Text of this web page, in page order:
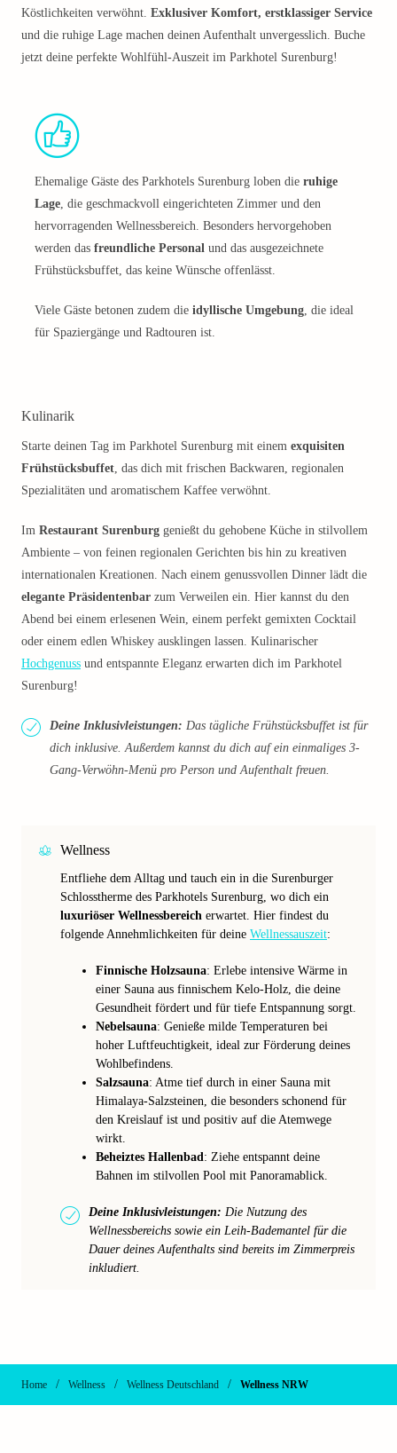
Köstlichkeiten verwöhnt. Exklusiver Komfort, erstklassiger Service
und die ruhige Lage machen deinen Aufenthalt unvergesslich. Buche
jetzt deine perfekte Wohlfühl-Auszeit im Parkhotel Surenburg!
Ehemalige Gäste des Parkhotels Surenburg loben die ruhige
Lage, die geschmackvoll eingerichteten Zimmer und den
hervorragenden Wellnessbereich. Besonders hervorgehoben
werden das freundliche Personal und das ausgezeichnete
Frühstücksbuffet, das keine Wünsche offenlässt.
Viele Gäste betonen zudem die idyllische Umgebung, die ideal
für Spaziergänge und Radtouren ist.
Kulinarik
Starte deinen Tag im Parkhotel Surenburg mit einem exquisiten
Frühstücksbuffet, das dich mit frischen Backwaren, regionalen
Spezialitäten und aromatischem Kaffee verwöhnt.
Im Restaurant Surenburg genießt du gehobene Küche in stilvollem
Ambiente – von feinen regionalen Gerichten bis hin zu kreativen
internationalen Kreationen. Nach einem genussvollen Dinner lädt die
elegante Präsidentenbar zum Verweilen ein. Hier kannst du den
Abend bei einem erlesenen Wein, einem perfekt gemixten Cocktail
oder einem edlen Whiskey ausklingen lassen. Kulinarischer
Hochgenuss und entspannte Eleganz erwarten dich im Parkhotel
Surenburg!
Deine Inklusivleistungen: Das tägliche Frühstücksbuffet ist für
dich inklusive. Außerdem kannst du dich auf ein einmaliges 3-
Gang-Verwöhn-Menü pro Person und Aufenthalt freuen.
Wellness
Entfliehe dem Alltag und tauch ein in die Surenburger
Schlosstherme des Parkhotels Surenburg, wo dich ein
luxuriöser Wellnessbereich erwartet. Hier findest du
folgende Annehmlichkeiten für deine Wellnessauszeit:
Finnische Holzsauna: Erlebe intensive Wärme in
einer Sauna aus finnischem Kelo-Holz, die deine
Gesundheit fördert und für tiefe Entspannung sorgt.
Nebelsauna: Genieße milde Temperaturen bei
hoher Luftfeuchtigkeit, ideal zur Förderung deines
Wohlbefindens.
Salzsauna: Atme tief durch in einer Sauna mit
Himalaya-Salzsteinen, die besonders schonend für
den Kreislauf ist und positiv auf die Atemwege
wirkt.
Beheiztes Hallenbad: Ziehe entspannt deine
Bahnen im stilvollen Pool mit Panoramablick.
Deine Inklusivleistungen: Die Nutzung des
Wellnessbereichs sowie ein Leih-Bademantel für die
Dauer deines Aufenthalts sind bereits im Zimmerpreis
inkludiert.
Home / Wellness / Wellness Deutschland / Wellness NRW